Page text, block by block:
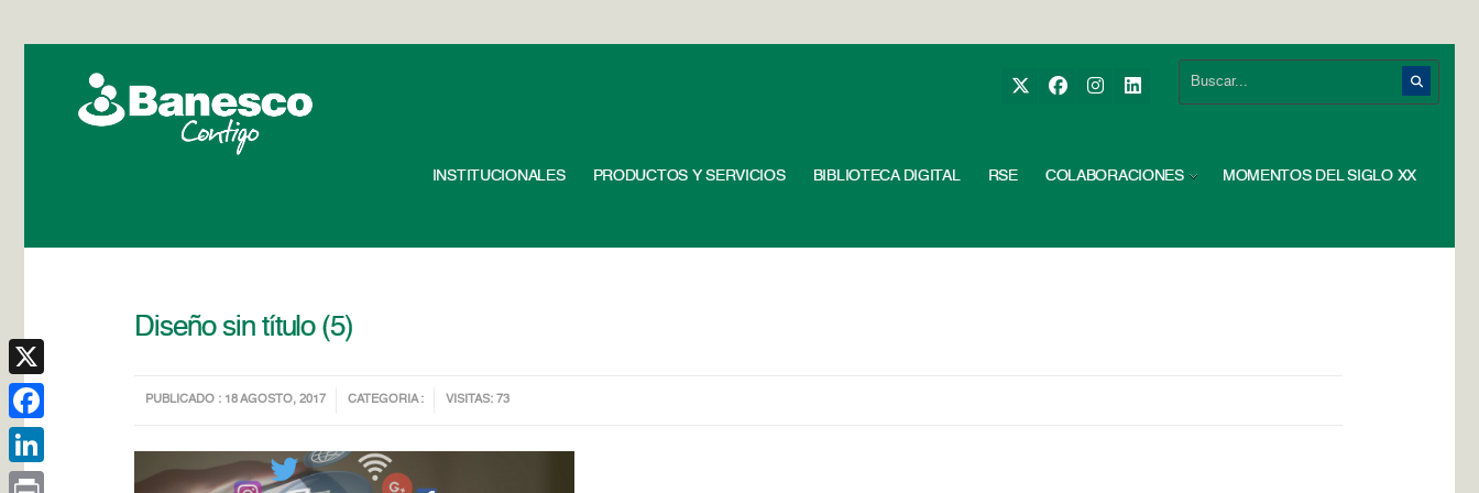
INSTITUCIONALES PRODUCTOS Y SERVICIOS BIBLIOTECA DIGITAL RSE COLABORACIONES MOMENTOS DEL SIGLO XX
Diseño sin título (5)
PUBLICADO : 18 AGOSTO, 2017 CATEGORIA : VISITAS: 73
X
Facebook
LinkedIn